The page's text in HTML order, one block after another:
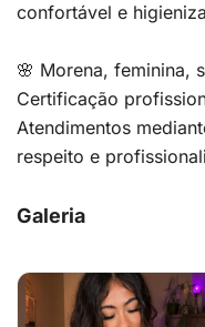
confortável e
🌸 Morena, feminina,
Certificação
Atendimentos
respeito e
Galeria